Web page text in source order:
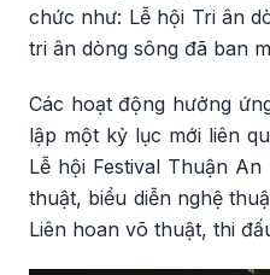
chức như: Lễ hội Tri ân
tri ân dòng sông đã ban
Các hoạt động hưởng
lập một kỷ lục mới liên
Lễ hội Festival Thuận
thuật, biểu diễn nghệ
Liên hoan võ thuật, thi